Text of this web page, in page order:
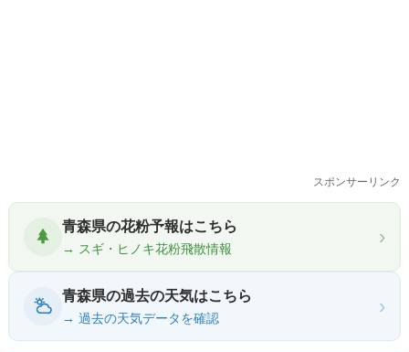
スポンサーリンク
青森県の花粉予報はこちら
→ スギ・ヒノキ花粉飛散情報
›
青森県の過去の天気はこちら
→ 過去の天気データを確認
›